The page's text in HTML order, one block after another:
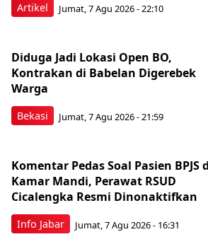
Artikel Jumat, 7 Agu 2026 - 22:10
Bekasi
Diduga Jadi Lokasi Open BO,
Kontrakan di Babelan Digerebek
Warga
Jumat, 7 Agu 2026 - 21:59
Info Jabar
Komentar Pedas Soal Pasien BPJS
Kamar Mandi, Perawat RSUD
Cicalengka Resmi Dinonaktifkan
Jumat, 7 Agu 2026 - 16:31